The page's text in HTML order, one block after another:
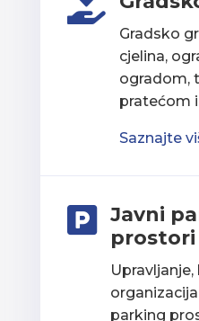

Gradsko
cjelina,
ogradom,
pratećom
Saznajte

Javni
prostori
parking